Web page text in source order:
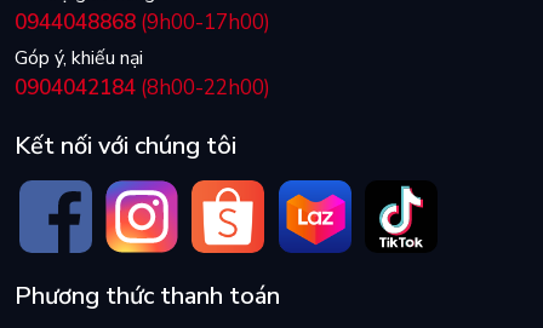
0944048868 (9h00-17h00)
Góp ý, khiếu nại
0904042184 (8h00-22h00)
Kết nối với chúng tôi
Phương thức thanh toán